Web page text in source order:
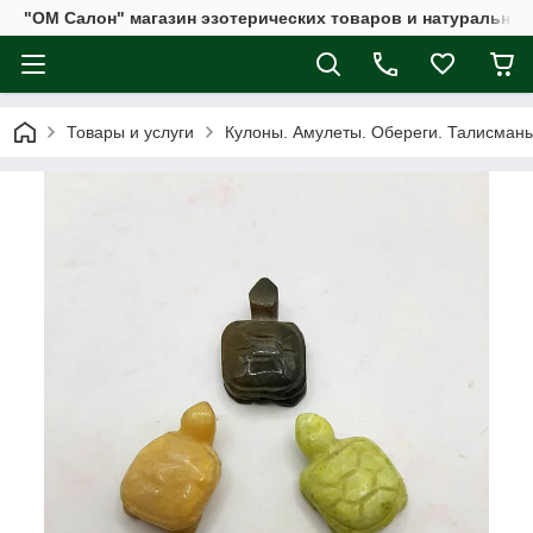
"ОМ Салон" магазин эзотерических товаров и
Товары и услуги Кулоны. Амулеты. Обереги.